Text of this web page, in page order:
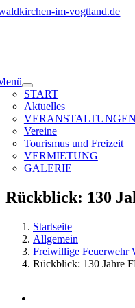
Zum
START
Aktuelles
VERANSTALTUNGEN
Vereine
Tourismus und Freizeit
VERMIETUNG
GALERIE
Rückblick: 130
Startseite
Allgemein
Freiwillige Feuerwehr
Rückblick: 130 Jahre